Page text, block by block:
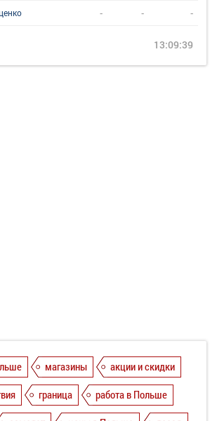
- - -
13:09:39
магазины
акции и скидки
граница
работа в Польше